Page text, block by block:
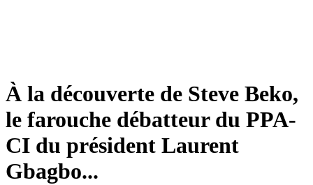
À la découverte de Steve Beko,
le farouche débatteur du PPA-
CI du président Laurent
Gbagbo...